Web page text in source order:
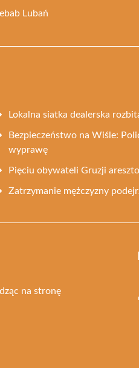
Lubań
Lokalna siatka dealerska
Bezpieczeństwo na Wiśle:
wyprawę
Pięciu obywateli Gruzji
Zatrzymanie mężczyzny
na stronę